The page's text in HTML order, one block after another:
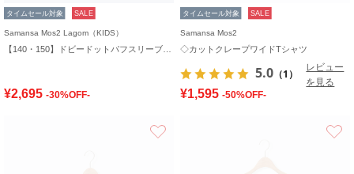
タイムセール対象 SALE
Samansa Mos2 Lagom（KIDS）
¥2,695 -30%OFF-
タイムセール対象 SALE
Samansa Mos2
◇カットクレープワイドTシャツ
5.0 （1）
レビュー
を見る
¥1,595 -50%OFF-